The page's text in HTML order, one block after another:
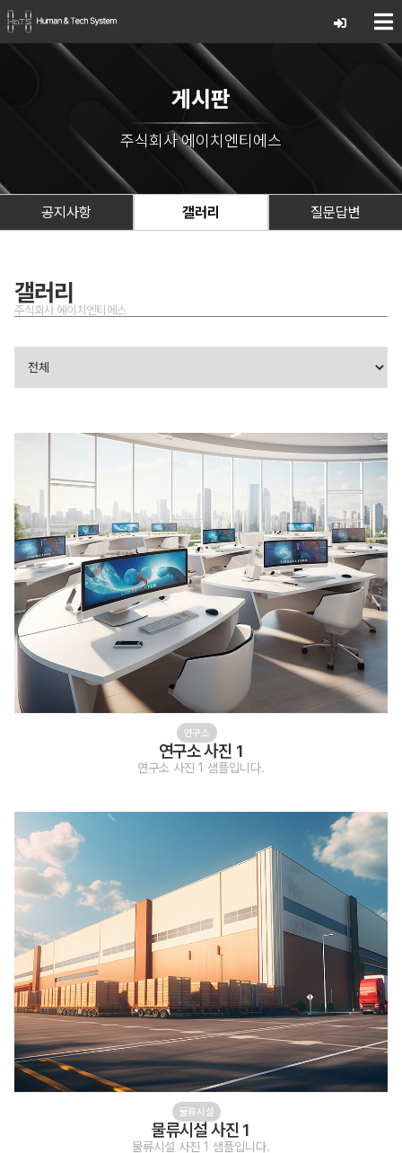
게시판
주식회사 에이치엔티에스
공지사항 갤러리 질문답변
갤러리
주식회사 에이치엔티에스
연구소
연구소 사진 1
연구소 사진 1 샘플입니다.
물류시설
물류시설 사진 1
물류시설 사진 1 샘플입니다.